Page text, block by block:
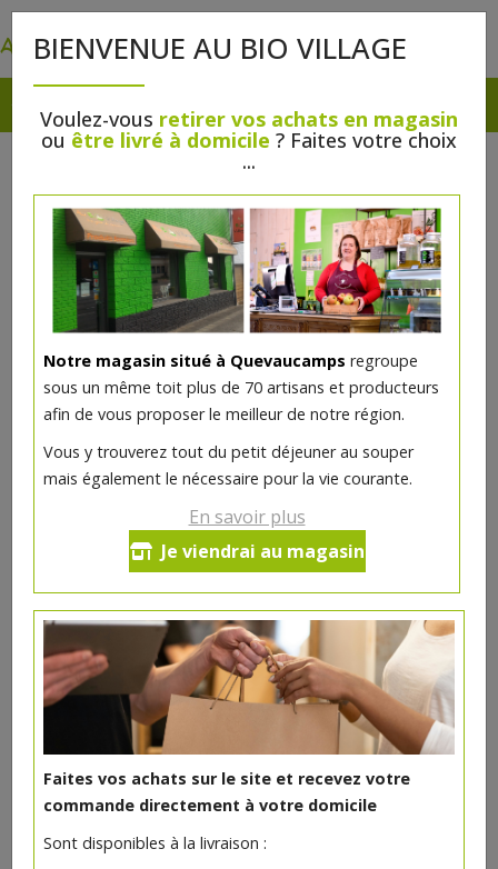
BIENVENUE AU BIO VILLAGE
Voulez-vous retirer vos achats en magasin
ou être livré à domicile ? Faites votre choix
...
Notre magasin situé à Quevaucamps regroupe
sous un même toit plus de 70 artisans et producteurs
afin de vous proposer le meilleur de notre région.
Vous y trouverez tout du petit déjeuner au souper
mais également le nécessaire pour la vie courante.
En savoir plus
Je viendrai au magasin
Faites vos achats sur le site et recevez votre
commande directement à votre domicile
Sont disponibles à la livraison :
[STOP] Jus de raisin rouge bio
Pajottenlander 0.75l
Ce produit est indisponible pour le moment.
DANS LA MÊME CATÉGORIE ...